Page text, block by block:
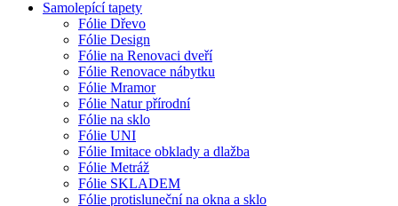
Samolepící tapety
Fólie Dřevo
Fólie Design
Fólie na Renovaci dveří
Fólie Renovace nábytku
Fólie Mramor
Fólie Natur přírodní
Fólie na sklo
Fólie UNI
Fólie Imitace obklady a dlažba
Fólie Metráž
Fólie SKLADEM
Fólie protisluneční na okna a sklo